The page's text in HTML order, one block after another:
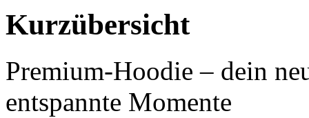
Kurzübersicht
Premium-Hoodie – dein
entspannte Momente